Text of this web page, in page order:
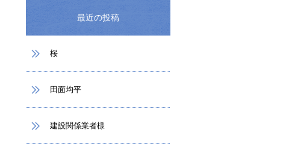
最近の投稿
桜
田面均平
建設関係業者様